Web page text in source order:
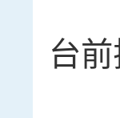
台前